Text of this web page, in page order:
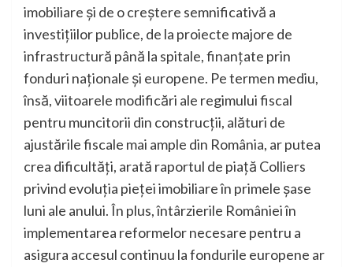
imobiliare și de o creștere semnificativă a
investițiilor publice, de la proiecte majore de
infrastructură până la spitale, finanțate prin
fonduri naționale și europene. Pe termen mediu,
însă, viitoarele modificări ale regimului fiscal
pentru muncitorii din construcții, alături de
ajustările fiscale mai ample din România, ar putea
crea dificultăți, arată raportul de piață Colliers
privind evoluția pieței imobiliare în primele șase
luni ale anului. În plus, întârzierile României în
implementarea reformelor necesare pentru a
asigura accesul continuu la fondurile europene ar